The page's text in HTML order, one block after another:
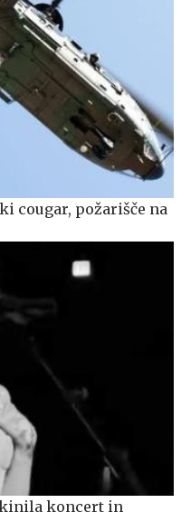
cougar, požarišče na
koncert in